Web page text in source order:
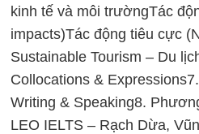
kinh tế và môi trườngTác
impacts)Tác động tiêu cực
Sustainable Tourism – Du
Collocations & Expressions
Writing & Speaking8.
LEO IELTS – Rạch Dừa,